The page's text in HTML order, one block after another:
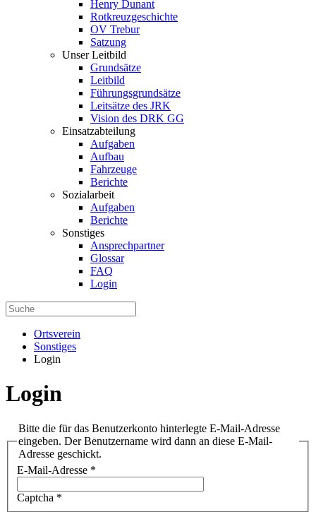
Henry Dunant
Rotkreuzgeschichte
OV Trebur
Satzung
Unser Leitbild
Grundsätze
Leitbild
Führungsgrundsätze
Leitsätze des JRK
Vision des DRK GG
Einsatzabteilung
Aufgaben
Aufbau
Fahrzeuge
Berichte
Sozialarbeit
Aufgaben
Berichte
Sonstiges
Ansprechpartner
Glossar
FAQ
Login
Ortsverein
Sonstiges
Login
Login
Bitte die für das Benutzerkonto hinterlegte E-Mail-Adresse
eingeben. Der Benutzername wird dann an diese E-Mail-
Adresse geschickt.
E-Mail-Adresse *
Captcha *